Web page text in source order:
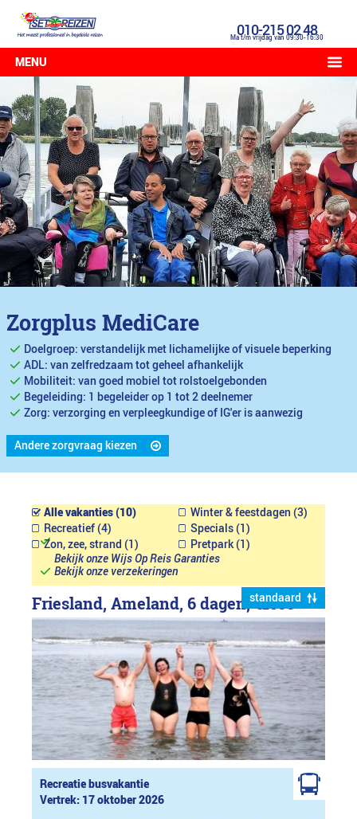
010-215 02 48
Ma t/m vrijdag van 09:30-16:30
MENU
Zorgplus MediCare
Doelgroep: verstandelijk met lichamelijke of visuele beperking
ADL: van zelfredzaam tot geheel afhankelijk
Mobiliteit: van goed mobiel tot rolstoelgebonden
Begeleiding: 1 begeleider op 1 tot 2 deelnemer
Zorg: verzorging en verpleegkundige of IG'er is aanwezig
Andere zorgvraag kiezen
Alle vakanties (10)
Winter & feestdagen (3)
Recreatief (4)
Specials (1)
Zon, zee, strand (1)
Pretpark (1)
Bekijk onze Wijs Op Reis Garanties
Bekijk onze verzekeringen
standaard
Friesland, Ameland, 6 dagen,€1899
Recreatie busvakantie
Vertrek: 17 oktober 2026